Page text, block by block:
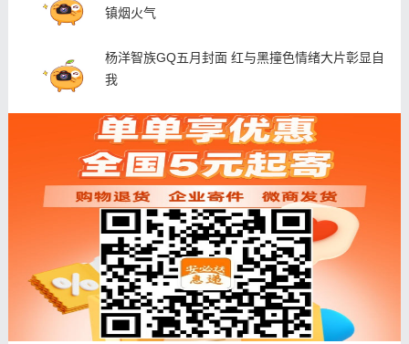
镇烟火气
杨洋智族GQ五月封面 红与黑撞色情绪大片彰显自
我